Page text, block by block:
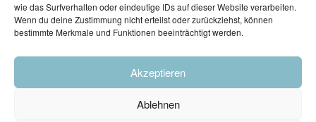
wie das Surfverhalten oder eindeutige IDs auf dieser Website verarbeiten.
Wenn du deine Zustimmung nicht erteilst oder zurückziehst, können
bestimmte Merkmale und Funktionen beeinträchtigt werden.
Akzeptieren
Ablehnen